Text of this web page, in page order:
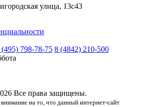
улица, 13с43
(495) 798-78-75 8 (4842) 210-500
Все права защищены.
на то, что данный интернет-сайт